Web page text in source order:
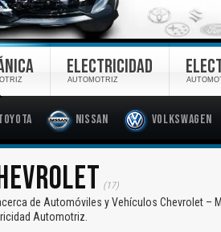
ELECTRICIDAD
AUTOMOTRIZ
Nissan Volkswagen
(17)
de Automóviles y Vehículos Chevrolet –
Automotriz.